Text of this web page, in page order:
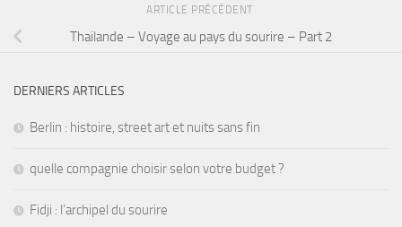
ARTICLE PRÉCÉDENT
Thailande – Voyage au pays du sourire – Part 2
DERNIERS ARTICLES
Berlin : histoire, street art et nuits sans fin
quelle compagnie choisir selon votre budget ?
Fidji : l’archipel du sourire